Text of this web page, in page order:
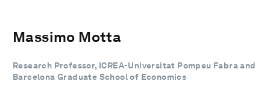
Massimo Motta
Research Professor, ICREA-Universitat Pompeu Fabra and
Barcelona Graduate School of Economics